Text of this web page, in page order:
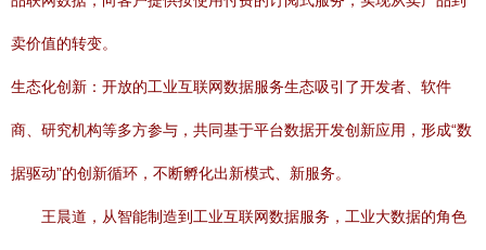
卖价值的转变。
生态化创新：开放的工业互联网数据服务生态吸引了开发者、软件
商、研究机构等多方参与，共同基于平台数据开发创新应用，形成“数
据驱动”的创新循环，不断孵化出新模式、新服务。
王晨道，从智能制造到工业互联网数据服务，工业大数据的角色